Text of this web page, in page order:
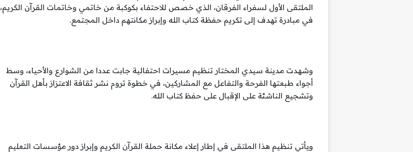
الملتقى الأول لسفراء الفرقان، الذي خصص للاحتفاء بكوكبة من خاتمي وخاتمات القرآن الكريم،
في مبادرة تهدف إلى تكريم حفظة كتاب الله وإبراز مكانتهم داخل المجتمع.
وشهدت مدينة سيدي المختار تنظيم مسيرات احتفالية جابت عددا من الشوارع والأحياء، وسط
أجواء طبعتها الفرحة والتفاعل مع المشاركين، في خطوة تروم نشر ثقافة الاعتزاز بأهل القرآن
وتشجيع الناشئة على الإقبال على حفظ كتاب الله.
ويأتي تنظيم هذا الملتقى في إطار إعلاء مكانة حملة القرآن الكريم وإبراز دور مؤسسات التعليم